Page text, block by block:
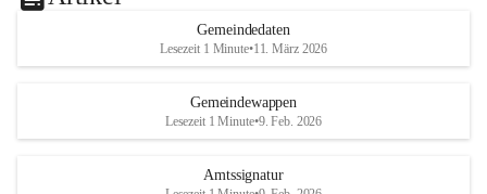
Gemeindedaten
Lesezeit 1 Minute•11. März 2026
Gemeindewappen
Lesezeit 1 Minute•9. Feb. 2026
Amtssignatur